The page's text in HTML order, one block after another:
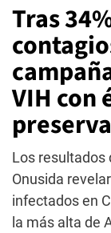
Tras
VIH con
Los resultados
Onusida
infectados en
la más alta de